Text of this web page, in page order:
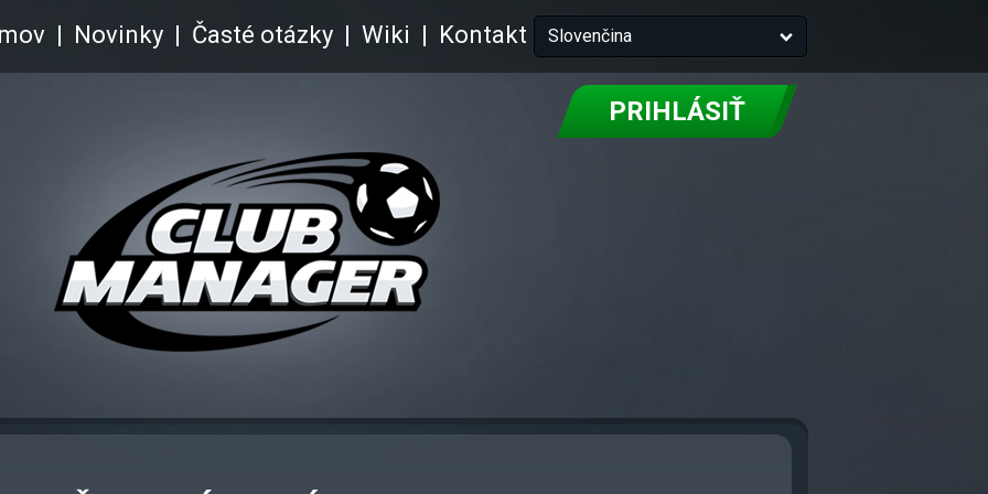
Slovenčina
Novinky Časté otázky Wiki Kontakt
PRIHLÁSIŤ